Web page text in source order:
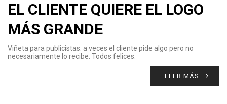
EL CLIENTE QUIERE EL LOGO
MÁS GRANDE
Viñeta para publicistas: a veces el cliente pide algo pero no
necesariamente lo recibe. Todos felices.
LEER MÁS